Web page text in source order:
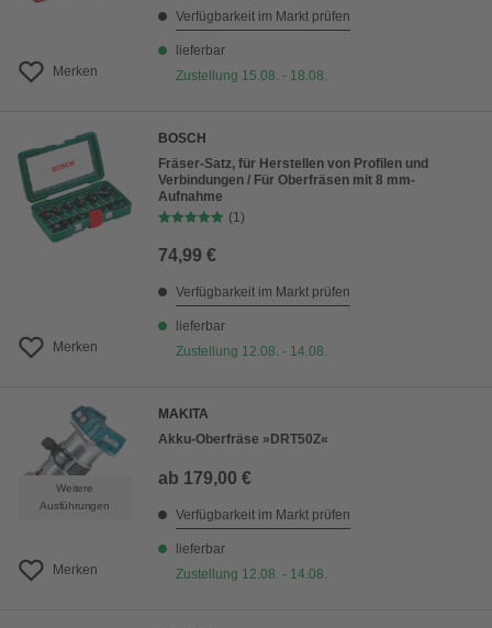
Merken
Verfügbarkeit im Markt prüfen
lieferbar
Zustellung 15.08. - 18.08.
Merken
BOSCH
Fräser-Satz, für Herstellen von Profilen und
Verbindungen / Für Oberfräsen mit 8 mm-
Aufnahme
(1)
74,99 €
Verfügbarkeit im Markt prüfen
lieferbar
Zustellung 12.08. - 14.08.
Weitere
Ausführungen
Merken
MAKITA
Akku-Oberfräse »DRT50Z«
ab 179,00 €
Verfügbarkeit im Markt prüfen
lieferbar
Zustellung 12.08. - 14.08.